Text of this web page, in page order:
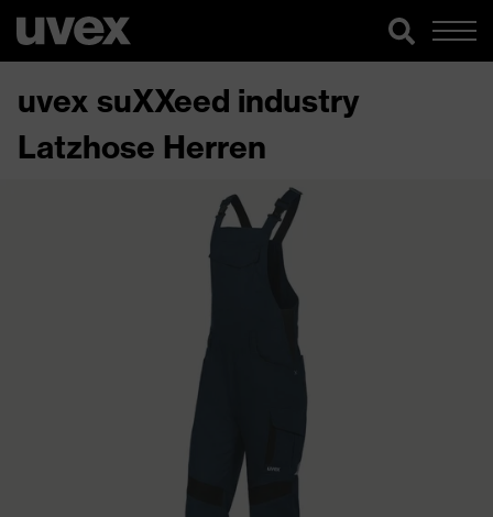
uvex suXXeed industry
Latzhose Herren